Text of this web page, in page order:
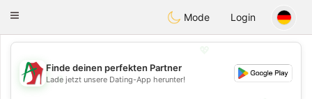
AmamiOra
Toggle
Mode Login
💖
Finde deinen perfekten Partner
Lade jetzt unsere Dating-App herunter!